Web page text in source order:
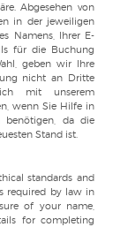
Abgesehen von
in der jeweiligen
Namens, Ihrer E-
für die Buchung
geben wir Ihre
nicht an Dritte
mit unserem
wenn Sie Hilfe in
benötigen, da die
Stand ist.
standards and
required by law in
of your name,
for completing